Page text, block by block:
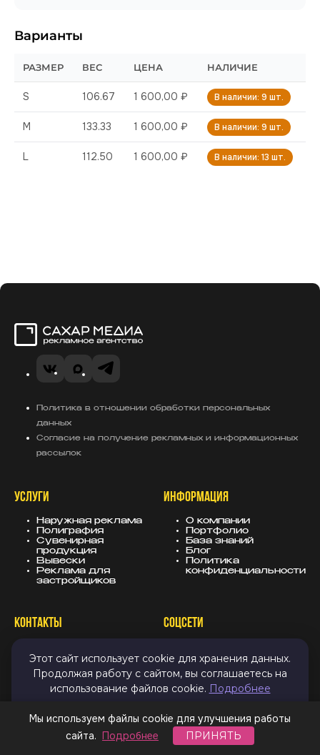
Варианты
РАЗМЕР ВЕС ЦЕНА НАЛИЧИЕ
S 106.67 1 600,00 ₽ В наличии: 9 шт.
M 133.33 1 600,00 ₽ В наличии: 9 шт.
L 112.50 1 600,00 ₽ В наличии: 13 шт.
VK MAXTelegram
Политика в отношении обработки персональных
данных
Согласие на получение рекламных и информационных
рассылок
УСЛУГИ
Наружная реклама
Полиграфия
Сувенирная
продукция
Вывески
Реклама для
застройщиков
ИНФОРМАЦИЯ
О компании
Портфолио
База знаний
Блог
Политика
конфиденциальности
КОНТАКТЫ
info@sugarmedia.ru
Екатеринбург
СОЦСЕТИ
VK
Дзен
Email
Этот сайт использует cookie для хранения данных.
Продолжая работу с сайтом, вы соглашаетесь на
использование файлов cookie. Подробнее
ПРИНЯТЬ И ЗАКРЫТЬ
Мы используем файлы cookie для улучшения работы
сайта. Подробнее ПРИНЯТЬ